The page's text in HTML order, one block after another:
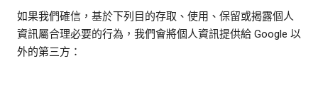
如果我們確信，基於下列目的存取、使用、保留或揭露個人
資訊屬合理必要的行為，我們會將個人資訊提供給 Google 以
外的第三方：